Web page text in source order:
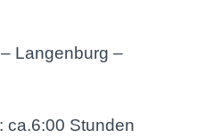
Langenburg –
ca.6:00 Stunden